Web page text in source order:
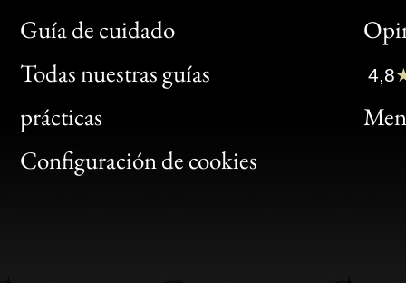
Guía de cuidado
Todas nuestras guías
prácticas
Configuración de cookies
Bon
Clic
Bon
4,8